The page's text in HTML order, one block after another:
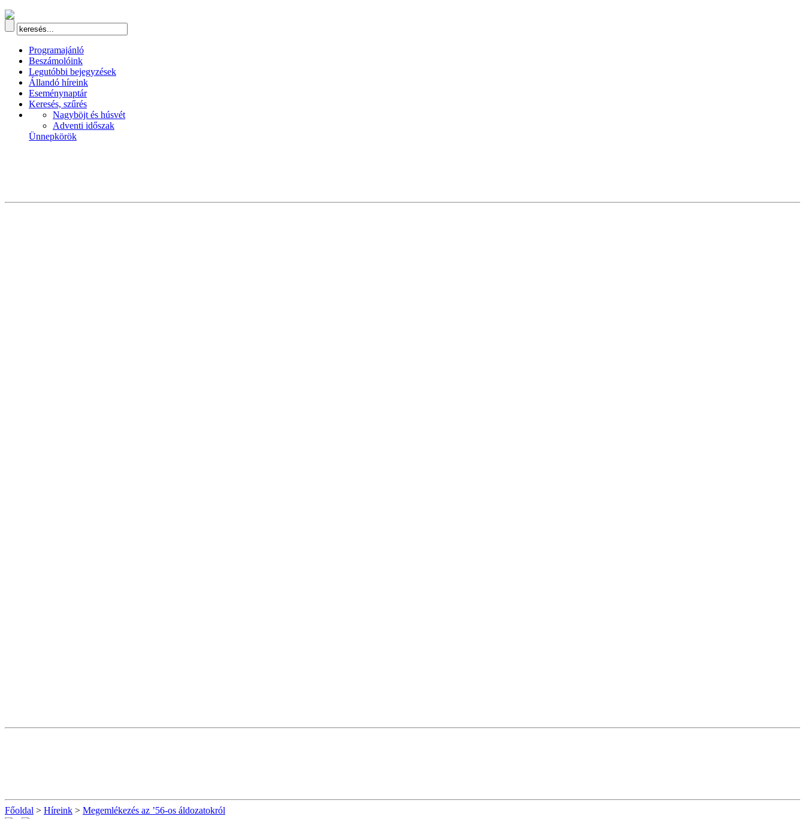
Programajánló
Beszámolóink
Legutóbbi bejegyzések
Állandó híreink
Eseménynaptár
Keresés, szűrés
Nagyböjt és húsvét
Adventi időszak
Ünnepkörök
Főoldal > Híreink > Megemlékezés az ’56-os áldozatokról